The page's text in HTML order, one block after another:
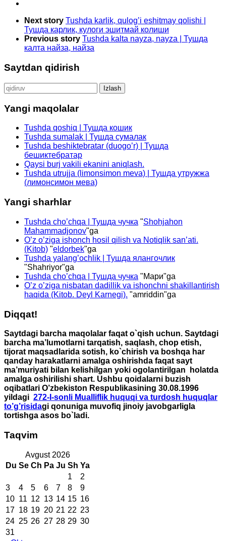
Next story Tushda karlik, qulog’i eshitmay qolishi |
Тушда карлик, кулоги эшитмай колиши
Previous story Tushda kalta nayza, nayza | Тушда
калта найза, найза
Saytdan qidirish
Qidirshish:
Yangi maqolalar
Tushda qoshiq | Тушда кошик
Tushda sumalak | Тушда сумалак
Tushda beshiktebratar (duogo’r) | Тушда
бешиктебратар
Qaysi burj vakili ekanini aniqlash.
Tushda utrujja (limonsimon meva) | Тушда утружжа
(лимонсимон мева)
Yangi sharhlar
Tushda cho’chqa | Тушда чучка "Shohjahon
Mahammadjonov"ga
O’z o’ziga ishonch hosil qilish va Notiqlik san’ati.
(Kitob) "eldorbek"ga
Tushda yalang’ochlik | Тушда ялангочлик
"Shahriyor"ga
Tushda cho’chqa | Тушда чучка "Мари"ga
O’z o’ziga nisbatan dadillik va ishonchni shakillantirish
haqida (Kitob. Deyl Karnegi). "amriddin"ga
Diqqat!
Saytdagi barcha maqolalar faqat o`qish uchun. Saytdagi
barcha ma’lumotlarni tarqatish, saqlash, chop etish,
tijorat maqsadlarida sotish, ko`chirish va boshqa har
qanday harakatlarni amalga oshirishda faqat sayt
ma’muriyati bilan kelishilgan yoki ogolantirilgan holatda
amalga oshirilishi shart. Ushbu qoidalarni buzish
oqibatlari O’zbekiston Respublikasining 30.08.1996
yildagi 272-I-sonli Mualliflik huquqi va turdosh huquqlar
to’g’risidagi qonuniga muvofiq jinoiy javobgarligla
tortishga asos bo`ladi.
Taqvim
Avgust 2026
Du Se Ch Pa Ju Sh Ya
1
2
3
4 5 6 7 8
9
10 11 12 13 14 15 16
17 18 19 20 21 22 23
24 25 26 27 28 29 30
31